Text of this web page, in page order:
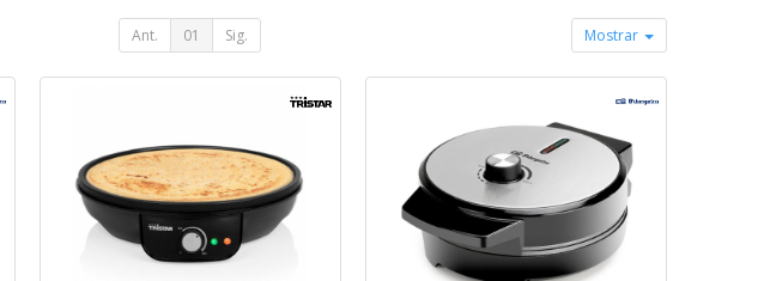
Ant. 01 Sig. Mostrar